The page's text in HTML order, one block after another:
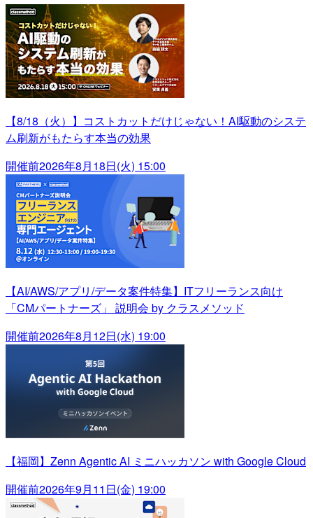
【8/18（火）】コストカットだけじゃない！AI駆動のシステ
ム刷新がもたらす本当の効果
開催前2026年8月18日(火) 15:00
【AI/AWS/アプリ/データ案件特集】ITフリーランス向け
「CMパートナーズ」 説明会 by クラスメソッド
開催前2026年8月12日(水) 19:00
【福岡】Zenn Agentic AI ミニハッカソン with Google Cloud
開催前2026年9月11日(金) 19:00